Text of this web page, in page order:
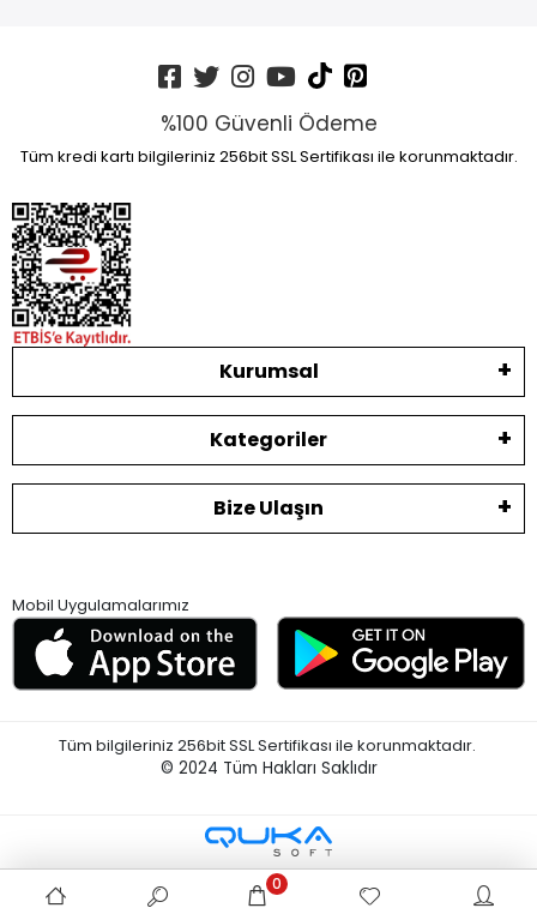
%100 Güvenli Ödeme
Tüm kredi kartı bilgileriniz 256bit SSL Sertifikası ile korunmaktadır.
Kurumsal
Kategoriler
Bize Ulaşın
Mobil Uygulamalarımız
Tüm bilgileriniz 256bit SSL Sertifikası ile korunmaktadır.
© 2024 Tüm Hakları Saklıdır
0